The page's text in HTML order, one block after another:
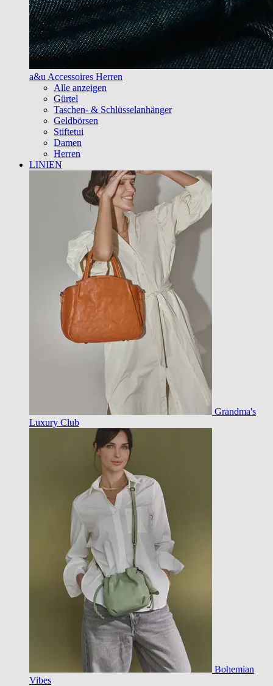
a&u Accessoires Herren
Alle anzeigen
Gürtel
Taschen- & Schlüsselanhänger
Geldbörsen
Stiftetui
Damen
Herren
LINIEN
Grandma's
Luxury Club
Bohemian
Vibes